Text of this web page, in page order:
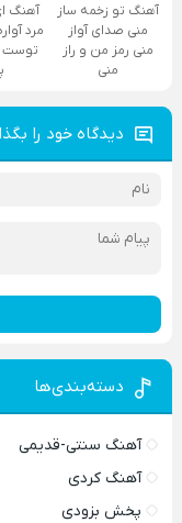
آهنگ تو زخمه ساز
منی صدای آواز
منی رمز من و راز
منی
آهنگ
مرد
دیدگاه خود را
دسته‌بندی‌ها
آهنگ سنتی-قدیمی
آهنگ کردی
پخش بزودی